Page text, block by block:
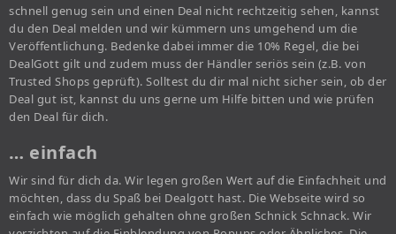
schnell genug sein und einen Deal nicht rechtzeitig sehen, kannst
du den Deal melden und wir kümmern uns umgehend um die
Veröffentlichung. Bedenke dabei immer die 10% Regel, die bei
DealGott gilt und zudem muss der Händler seriös sein (z.B. von
Trusted Shops geprüft). Solltest du dir mal nicht sicher sein, ob der
Deal gut ist, kannst du uns gerne um Hilfe bitten und wie prüfen
den Deal für dich.
… einfach
Wir sind für dich da. Wir legen großen Wert auf die Einfachheit und
möchten, dass du Spaß bei Dealgott hast. Die Webseite wird so
einfach wie möglich gehalten ohne großen Schnick Schnack. Wir